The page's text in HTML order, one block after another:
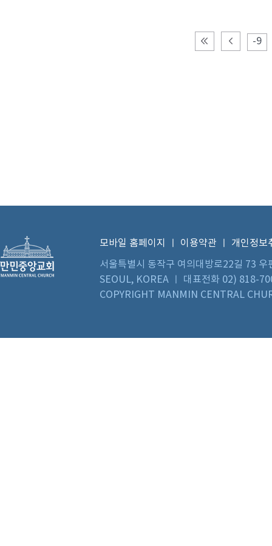
-9
모바일 홈페이지 이용약관
개인정보
서울특별시 동작구 여의대방로22길 73
SEOUL, KOREA ㅣ 대표전화 02) 818-
COPYRIGHT MANMIN CENTRAL